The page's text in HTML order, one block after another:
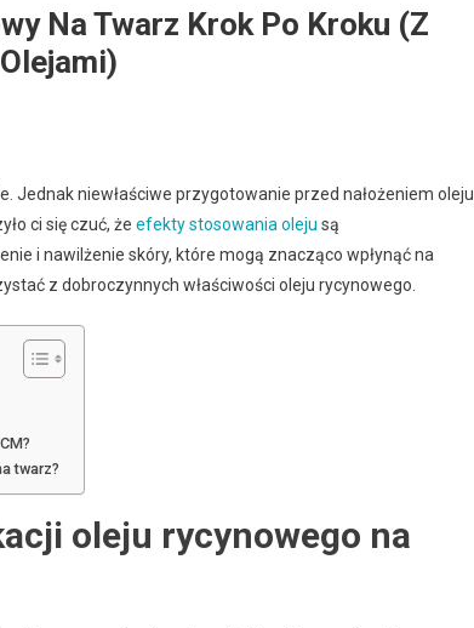
Na Twarz Krok Po Kroku (z
Jednak niewłaściwe przygotowanie przed nałożeniem oleju
ci się czuć, że efekty stosowania oleju są
i nawilżenie skóry, które mogą znacząco wpłynąć na
z dobroczynnych właściwości oleju rycynowego.
twarz?
oleju rycynowego na